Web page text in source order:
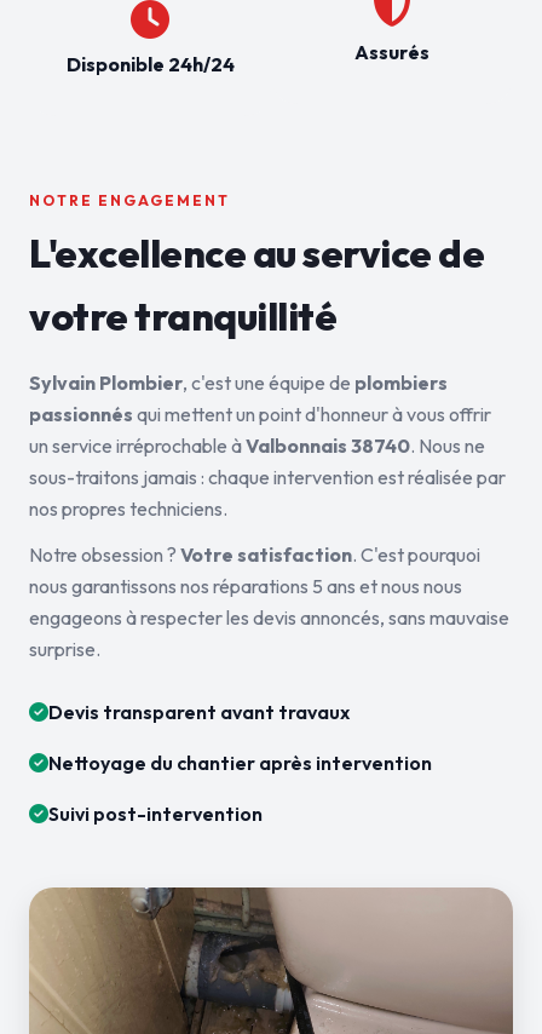
Disponible 24h/24 Assurés
NOTRE ENGAGEMENT
L'excellence au service de
votre tranquillité
Sylvain Plombier, c'est une équipe de plombiers
passionnés qui mettent un point d'honneur à vous offrir
un service irréprochable àValbonnais 38740. Nous ne
sous-traitons jamais : chaque intervention est réalisée par
nos propres techniciens.
Notre obsession ? Votre satisfaction. C'est pourquoi
nous garantissons nos réparations 5 ans et nous nous
engageons à respecter les devis annoncés, sans mauvaise
surprise.
Devis transparent avant travaux
Nettoyage du chantier après intervention
Suivi post-intervention